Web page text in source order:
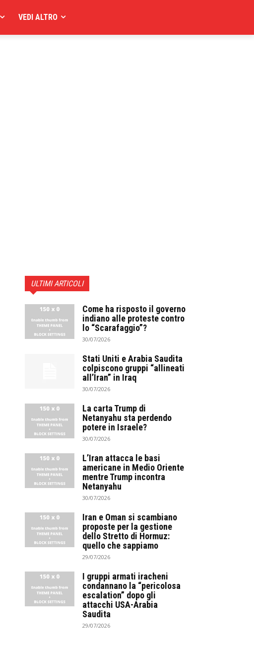
VEDI ALTRO
ULTIMI ARTICOLI
Come ha risposto il governo
indiano alle proteste contro
lo “Scarafaggio”?
30/07/2026
Stati Uniti e Arabia Saudita
colpiscono gruppi “allineati
all’Iran” in Iraq
30/07/2026
La carta Trump di
Netanyahu sta perdendo
potere in Israele?
30/07/2026
L’Iran attacca le basi
americane in Medio Oriente
mentre Trump incontra
Netanyahu
30/07/2026
Iran e Oman si scambiano
proposte per la gestione
dello Stretto di Hormuz:
quello che sappiamo
29/07/2026
I gruppi armati iracheni
condannano la “pericolosa
escalation” dopo gli
attacchi USA-Arabia
Saudita
29/07/2026